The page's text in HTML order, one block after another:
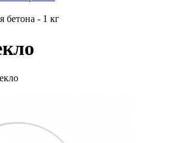
бетона - 1 кг